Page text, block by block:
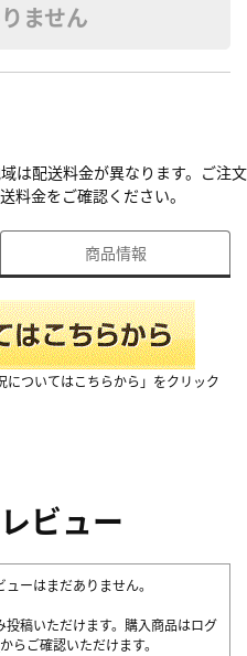
ません
は配送料金が異なります。ご注文
料金をご確認ください。
商品情報
ついてはこちらから」をクリック
ビュー
ーはまだありません。
稿いただけます。購入商品はログ
からご確認いただけます。